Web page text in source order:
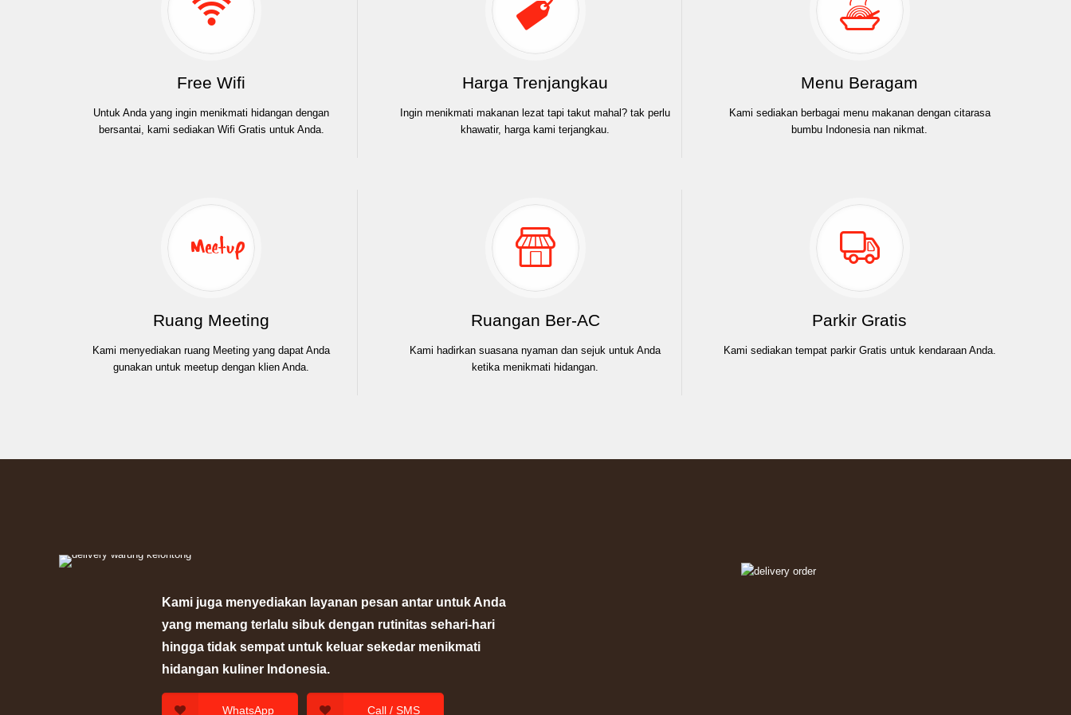
Free Wifi
Untuk Anda yang ingin menikmati hidangan dengan
bersantai, kami sediakan Wifi Gratis untuk Anda.
Harga Trenjangkau
Ingin menikmati makanan lezat tapi takut mahal? tak perlu
khawatir, harga kami terjangkau.
Menu Beragam
Kami sediakan berbagai menu makanan dengan citarasa
bumbu Indonesia nan nikmat.
Ruang Meeting
Kami menyediakan ruang Meeting yang dapat Anda
gunakan untuk meetup dengan klien Anda.
Ruangan Ber-AC
Kami hadirkan suasana nyaman dan sejuk untuk Anda
ketika menikmati hidangan.
Parkir Gratis
Kami sediakan tempat parkir Gratis untuk kendaraan Anda.
Kami juga menyediakan layanan pesan antar untuk Anda
yang memang terlalu sibuk dengan rutinitas sehari-hari
hingga tidak sempat untuk keluar sekedar menikmati
hidangan kuliner Indonesia.
WhatsApp Call / SMS